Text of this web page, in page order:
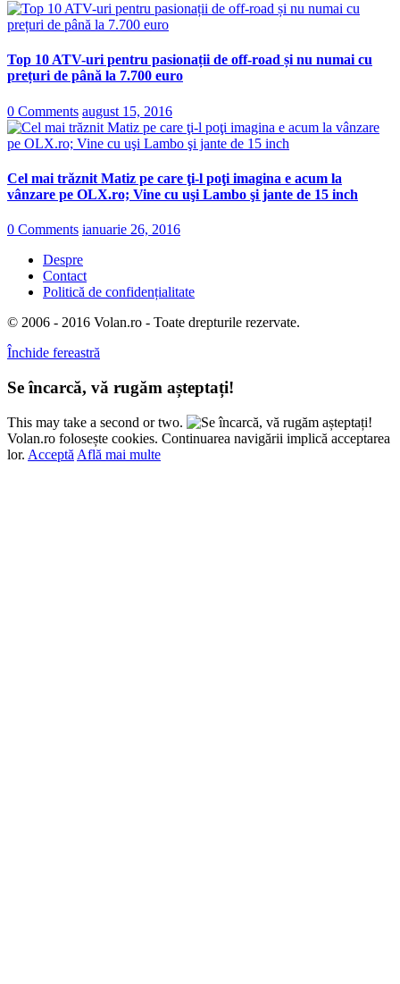
Top 10 ATV-uri pentru pasionații de off-road și nu numai cu
prețuri de până la 7.700 euro
0 Comments august 15, 2016
Cel mai trăznit Matiz pe care ţi-l poţi imagina e acum la
vânzare pe OLX.ro; Vine cu uşi Lambo şi jante de 15 inch
0 Comments ianuarie 26, 2016
Despre
Contact
Politică de confidențialitate
© 2006 - 2016 Volan.ro - Toate drepturile rezervate.
Închide fereastră
Se încarcă, vă rugăm așteptați!
This may take a second or two.
Volan.ro folosește cookies. Continuarea navigării implică acceptarea
lor. Acceptă Află mai multe